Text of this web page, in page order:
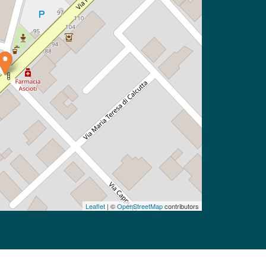
Leaflet | ©OpenStreetMapcontributors